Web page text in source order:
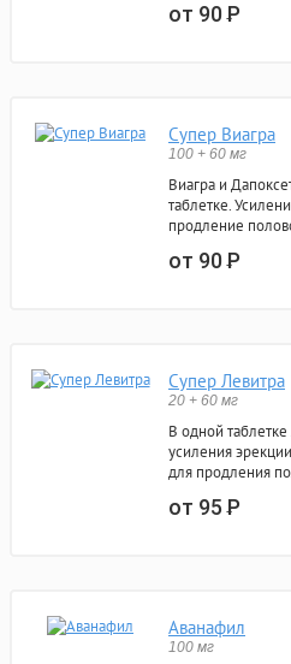
от 90Р
Супер Виагра
100 + 60 мг
Виагра и
таблетке.
продление
от 90Р
Супер Левитра
20 + 60 мг
В одной
усиления
для продления
от 95Р
Аванафил
100 мг